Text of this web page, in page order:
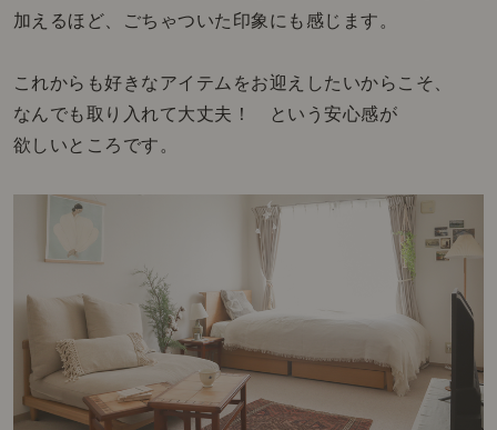
加えるほど、ごちゃついた印象にも感じます。
これからも好きなアイテムをお迎えしたいからこそ、
なんでも取り入れて大丈夫！ という安心感が
欲しいところです。